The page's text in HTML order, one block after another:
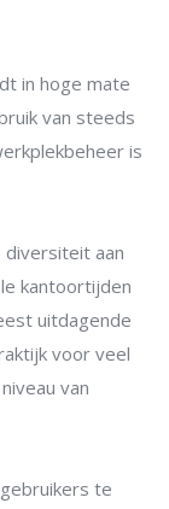
in hoge mate
van steeds
is
aan
kantoortijden
uitdagende
voor veel
van
te